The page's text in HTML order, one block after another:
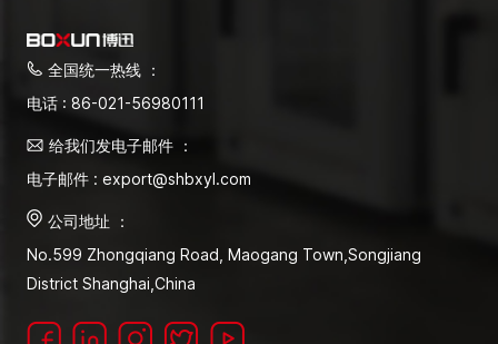
全国统一热线 ：
电话 : 86-021-56980111
给我们发电子邮件 ：
电子邮件 : export@shbxyl.com
公司地址 ：
No.599 Zhongqiang Road, Maogang Town,Songjiang
District Shanghai,China